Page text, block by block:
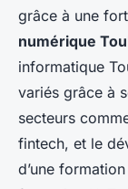
grâce à une
numérique
informatique
variés grâce à
secteurs
fintech, et le
d’une